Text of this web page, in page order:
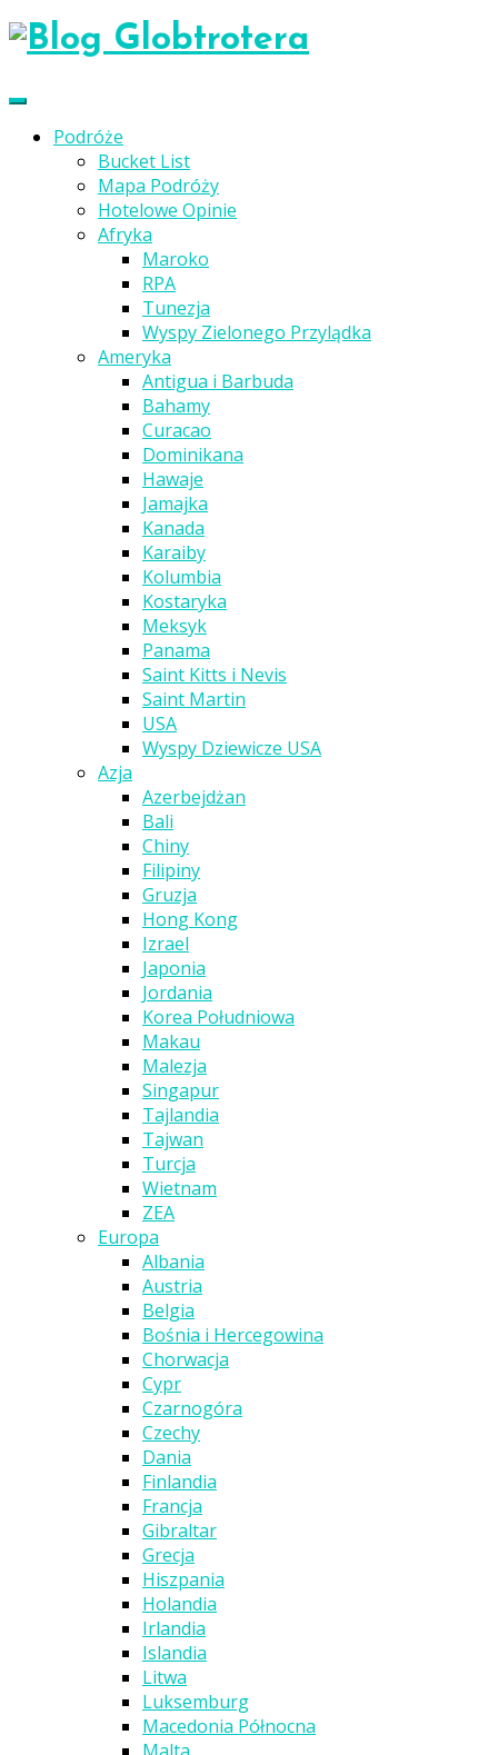
Podróże
Bucket List
Mapa Podróży
Hotelowe Opinie
Afryka
Maroko
RPA
Tunezja
Wyspy Zielonego Przylądka
Ameryka
Antigua i Barbuda
Bahamy
Curacao
Dominikana
Hawaje
Jamajka
Kanada
Karaiby
Kolumbia
Kostaryka
Meksyk
Panama
Saint Kitts i Nevis
Saint Martin
USA
Wyspy Dziewicze USA
Azja
Azerbejdżan
Bali
Chiny
Filipiny
Gruzja
Hong Kong
Izrael
Japonia
Jordania
Korea Południowa
Makau
Malezja
Singapur
Tajlandia
Tajwan
Turcja
Wietnam
ZEA
Europa
Albania
Austria
Belgia
Bośnia i Hercegowina
Chorwacja
Cypr
Czarnogóra
Czechy
Dania
Finlandia
Francja
Gibraltar
Grecja
Hiszpania
Holandia
Irlandia
Islandia
Litwa
Luksemburg
Macedonia Północna